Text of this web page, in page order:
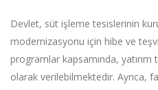
Devlet, süt işleme tesislerinin
modernizasyonu için hibe ve
programlar kapsamında, yatırım
olarak verilebilmektedir. Ayrıca,